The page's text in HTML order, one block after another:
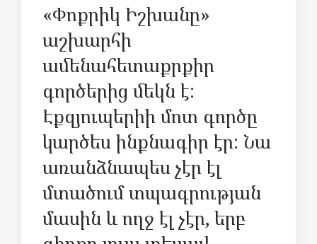
«Փոքրիկ Իշխանը»
աշխարհի
ամենահետաքրքիր
գործերից մեկն է:
Էքզյուպերիի մոտ գործը
կարծես ինքնագիր էր: Նա
առանձնապես չէր էլ
մտածում տպագրության
մասին և ողջ էլ չէր, երբ